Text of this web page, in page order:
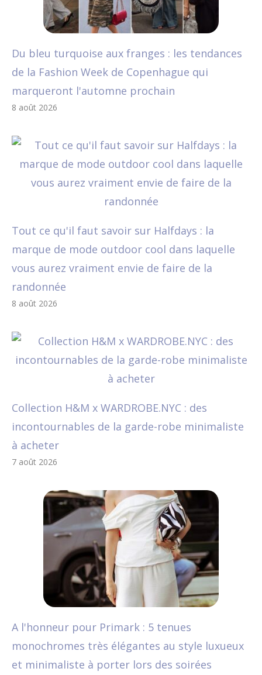
Du bleu turquoise aux franges : les tendances
de la Fashion Week de Copenhague qui
marqueront l'automne prochain
8 août 2026
Tout ce qu'il faut savoir sur Halfdays : la
marque de mode outdoor cool dans laquelle
vous aurez vraiment envie de faire de la
randonnée
8 août 2026
Collection H&M x WARDROBE.NYC : des
incontournables de la garde-robe minimaliste
à acheter
7 août 2026
A l'honneur pour Primark : 5 tenues
monochromes très élégantes au style luxueux
et minimaliste à porter lors des soirées